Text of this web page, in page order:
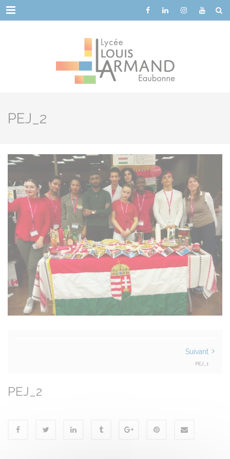
Menu
PEJ_2
Suivant
PEJ_1
PEJ_2
Cookies management panel